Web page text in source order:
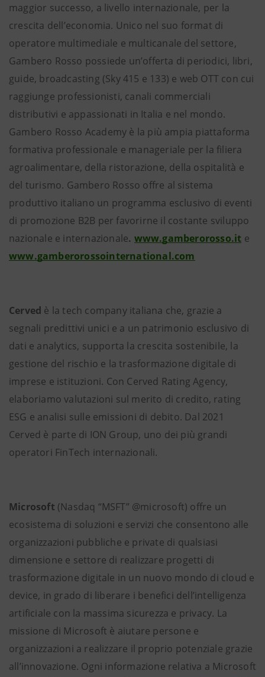
maggior successo, a livello internazionale, per la
crescita dell’economia. Unico nel suo format di
operatore multimediale e multicanale del settore,
Gambero Rosso possiede un’offerta di periodici, libri,
guide, broadcasting (Sky 415 e 133) e web OTT con cui
raggiunge professionisti, canali commerciali
distributivi e appassionati in Italia e nel mondo.
Gambero Rosso Academy è la più ampia piattaforma
formativa professionale e manageriale per la filiera
agroalimentare, della ristorazione, della ospitalità e
del turismo. Gambero Rosso offre al sistema
produttivo italiano un programma esclusivo di eventi
di promozione B2B per favorirne il costante sviluppo
nazionale e internazionale. www.gamberorosso.it e
www.gamberorossointernational.com
Cerved è la tech company italiana che, grazie a
segnali predittivi unici e a un patrimonio esclusivo di
dati e analytics, supporta la crescita sostenibile, la
gestione del rischio e la trasformazione digitale di
imprese e istituzioni. Con Cerved Rating Agency,
elaboriamo valutazioni sul merito di credito, rating
ESG e analisi sulle emissioni di debito. Dal 2021
Cerved è parte di ION Group, uno dei più grandi
operatori FinTech internazionali.
Microsoft (Nasdaq “MSFT” @microsoft) offre un
ecosistema di soluzioni e servizi che consentono alle
organizzazioni pubbliche e private di qualsiasi
dimensione e settore di realizzare progetti di
trasformazione digitale in un nuovo mondo di cloud e
device, in grado di liberare i benefici dell’intelligenza
artificiale con la massima sicurezza e privacy. La
missione di Microsoft è aiutare persone e
organizzazioni a realizzare il proprio potenziale grazie
all’innovazione. Ogni informazione relativa a Microsoft